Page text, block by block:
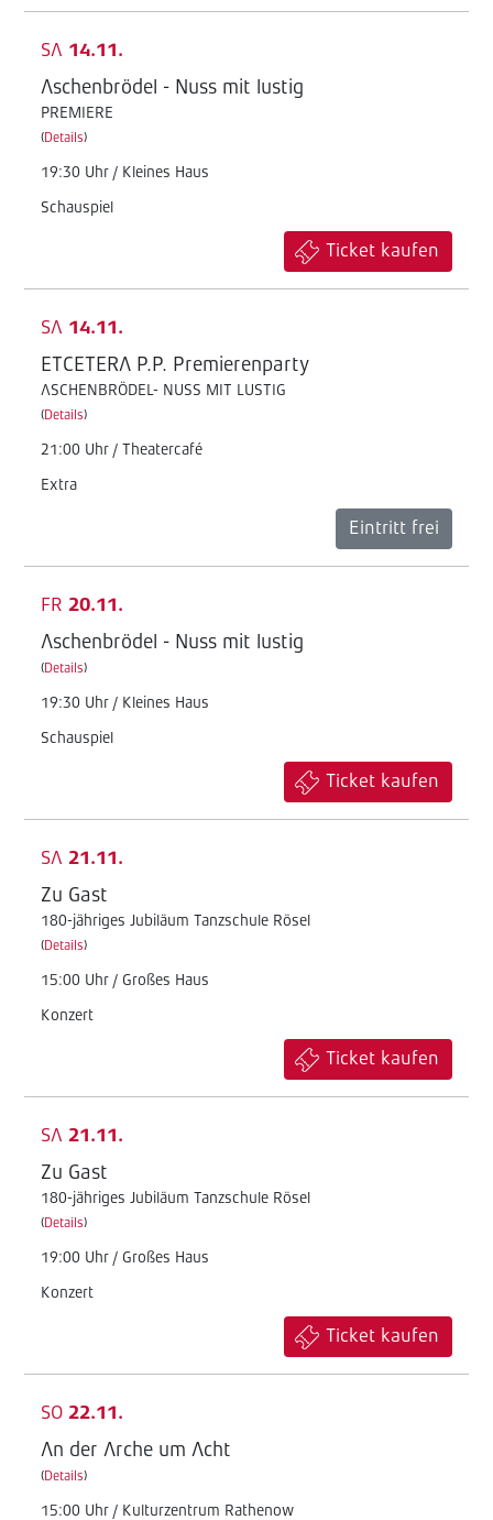
SA 14.11.
Aschenbrödel - Nuss mit lustig
PREMIERE
(Details)
19:30 Uhr / Kleines Haus
Schauspiel
Ticket kaufen
SA 14.11.
ETCETERA P.P. Premierenparty
ASCHENBRÖDEL- NUSS MIT LUSTIG
(Details)
21:00 Uhr / Theatercafé
Extra
Eintritt frei
FR 20.11.
Aschenbrödel - Nuss mit lustig
(Details)
19:30 Uhr / Kleines Haus
Schauspiel
Ticket kaufen
SA 21.11.
Zu Gast
180-jähriges Jubiläum Tanzschule Rösel
(Details)
15:00 Uhr / Großes Haus
Konzert
Ticket kaufen
SA 21.11.
Zu Gast
180-jähriges Jubiläum Tanzschule Rösel
(Details)
19:00 Uhr / Großes Haus
Konzert
Ticket kaufen
SO 22.11.
An der Arche um Acht
(Details)
15:00 Uhr / Kulturzentrum Rathenow